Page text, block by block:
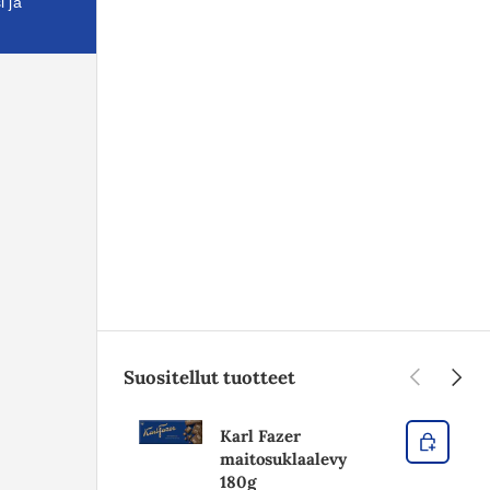
Suositellut tuotteet Edellinen
Karl Fazer
maitosuklaalevy
180g